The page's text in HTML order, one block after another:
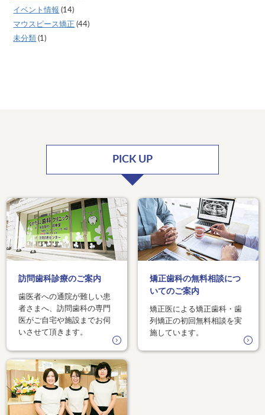
イベント情報 (14)
マウスピース矯正 (44)
未分類 (1)
PICK UP
訪問歯科診療のご案内
歯医者への通院が難しい患
者さまへ、訪問歯科の専門
医がご自宅や施設までお伺
いさせて頂きます。
矯正歯科の無料相談につ
いてのご案内
矯正医による矯正歯科・歯
列矯正の初回無料相談を実
施しています。